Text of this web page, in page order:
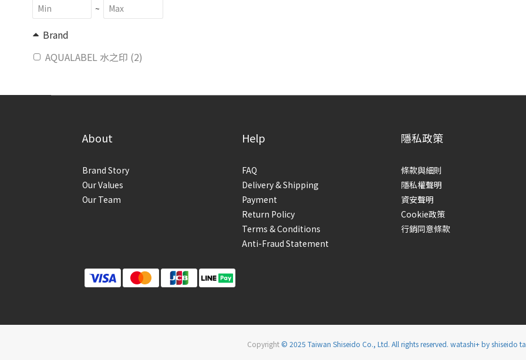
~
Brand
AQUALABEL 水之印 (2)
About
Brand Story
Our Values
Our Team
Help
FAQ
Delivery & Shipping
Payment
Return Policy
Terms & Conditions
Anti-Fraud Statement
隱私政策
條款與細則
隱私權聲明
資安聲明
Cookie政策
行銷同意條款
Copyright © 2025 Taiwan Shiseido Co., Ltd. All rights reserved. watashi+ by shiseido